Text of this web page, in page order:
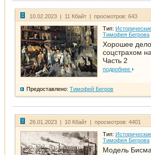
10.02.2023 | 11 Кбайт | просмотров: 643
Тип:
Тимофея Бегрова
Хорошее дело
соцстрахом
Часть 2
подробнее
Предоставлено: Тимофей Бегров
26.01.2023 | 10 Кбайт | просмотров: 4401
Тип:
Тимофея Бегрова
Модель